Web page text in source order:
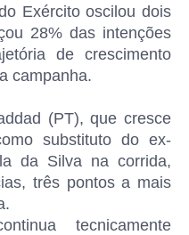
Exército oscilou dois
28% das intenções
de crescimento
campanha.
(PT), que cresce
substituto do ex-
da Silva na corrida,
três pontos a mais
tecnicamente